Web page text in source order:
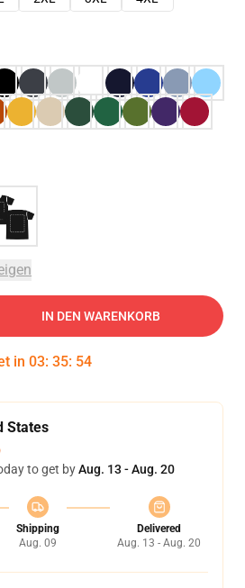
IN DEN WARENKORB
in 03: 35: 54
States
to get byAug. 13 - Aug. 20
Shipping
Aug. 09
Delivered
Aug. 13 - Aug. 20